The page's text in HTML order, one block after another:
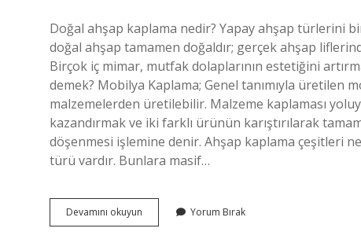
Doğal ahşap kaplama nedir? Yapay ahşap türlerini
doğal ahşap tamamen doğaldır; gerçek ahşap
Birçok iç mimar, mutfak dolaplarının estetiğini
demek? Mobilya Kaplama; Genel tanımıyla üretilen
malzemelerden üretilebilir. Malzeme kaplaması
kazandırmak ve iki farklı ürünün karıştırılarak
döşenmesi işlemine denir. Ahşap kaplama çeşitleri
türü vardır. Bunlara masif…
Devamını okuyun
Kaplama
Yorum Bırak